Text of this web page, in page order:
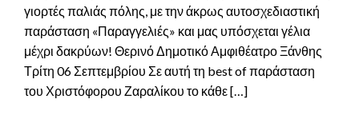
γιορτές παλιάς πόλης, με την άκρως αυτοσχεδιαστική
παράσταση «Παραγγελιές» και μας υπόσχεται γέλια
μέχρι δακρύων! Θερινό Δημοτικό Αμφιθέατρο Ξάνθης
Τρίτη 06 Σεπτεμβρίου Σε αυτή τη best of παράσταση
του Χριστόφορου Ζαραλίκου το κάθε […]